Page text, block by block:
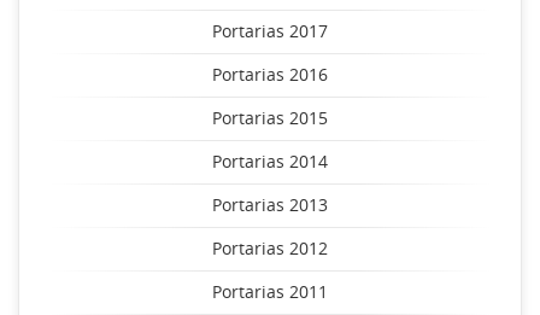
Portarias 2017
Portarias 2016
Portarias 2015
Portarias 2014
Portarias 2013
Portarias 2012
Portarias 2011